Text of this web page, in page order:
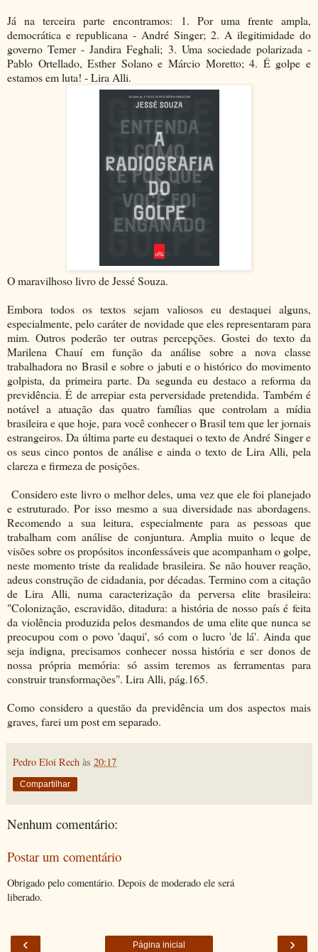
Já na terceira parte encontramos: 1. Por uma frente ampla,
democrática e republicana - André Singer; 2. A ilegitimidade do
governo Temer - Jandira Feghali; 3. Uma sociedade polarizada -
Pablo Ortellado, Esther Solano e Márcio Moretto; 4. É golpe e
estamos em luta! - Lira Alli.
O maravilhoso livro de Jessé Souza.
Embora todos os textos sejam valiosos eu destaquei alguns,
especialmente, pelo caráter de novidade que eles representaram para
mim. Outros poderão ter outras percepções. Gostei do texto da
Marilena Chauí em função da análise sobre a nova classe
trabalhadora no Brasil e sobre o jabuti e o histórico do movimento
golpista, da primeira parte. Da segunda eu destaco a reforma da
previdência. É de arrepiar esta perversidade pretendida. Também é
notável a atuação das quatro famílias que controlam a mídia
brasileira e que hoje, para você conhecer o Brasil tem que ler jornais
estrangeiros. Da última parte eu destaquei o texto de André Singer e
os seus cinco pontos de análise e ainda o texto de Lira Alli, pela
clareza e firmeza de posições.
Considero este livro o melhor deles, uma vez que ele foi planejado
e estruturado. Por isso mesmo a sua diversidade nas abordagens.
Recomendo a sua leitura, especialmente para as pessoas que
trabalham com análise de conjuntura. Amplia muito o leque de
visões sobre os propósitos inconfessáveis que acompanham o golpe,
neste momento triste da realidade brasileira. Se não houver reação,
adeus construção de cidadania, por décadas. Termino com a citação
de Lira Alli, numa caracterização da perversa elite brasileira:
"Colonização, escravidão, ditadura: a história de nosso país é feita
da violência produzida pelos desmandos de uma elite que nunca se
preocupou com o povo 'daqui', só com o lucro 'de lá'. Ainda que
seja indigna, precisamos conhecer nossa história e ser donos de
nossa própria memória: só assim teremos as ferramentas para
construir transformações". Lira Alli, pág.165.
Como considero a questão da previdência um dos aspectos mais
graves, farei um post em separado.
Pedro Eloi Rech às 20:17
Compartilhar
Nenhum comentário:
Postar um comentário
Obrigado pelo comentário. Depois de moderado ele será
liberado.
‹ ›
Página inicial